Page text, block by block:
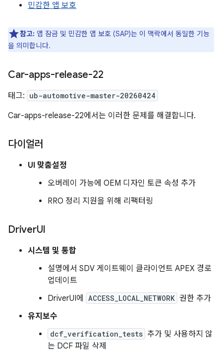
민감한 앱 보호
참고: 앱 잠금 및 민감한 앱 보호 (SAP)는 이 맥락에서 동일한 기능
을 의미합니다.
Car-apps-release-22
태그: ub-automotive-master-20260424
Car-apps-release-22에서는 이러한 문제를 해결합니다.
다이얼러
UI 맞춤설정
오버레이 가능에 OEM 디자인 토큰 속성 추가
RRO 정리 지원을 위해 리팩터링
DriverUI
시스템 및 통합
설명에서 SDV 게이트웨이 클라이언트 APEX 경로
업데이트
DriverUI에
ACCESS_LOCAL_NETWORK 권한 추가
유지보수
dcf_verification_tests 추가 및 사용하지 않
는 DCF 파일 삭제